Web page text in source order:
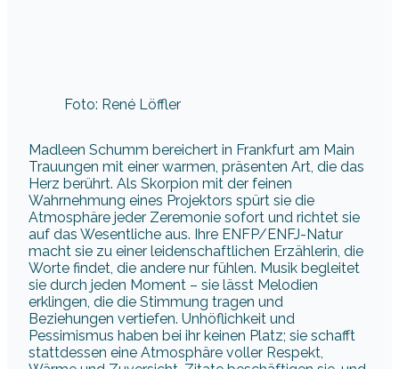
Foto: René Löffler
Madleen Schumm bereichert in Frankfurt am Main
Trauungen mit einer warmen, präsenten Art, die das
Herz berührt. Als Skorpion mit der feinen
Wahrnehmung eines Projektors spürt sie die
Atmosphäre jeder Zeremonie sofort und richtet sie
auf das Wesentliche aus. Ihre ENFP/ENFJ-Natur
macht sie zu einer leidenschaftlichen Erzählerin, die
Worte findet, die andere nur fühlen. Musik begleitet
sie durch jeden Moment – sie lässt Melodien
erklingen, die die Stimmung tragen und
Beziehungen vertiefen. Unhöflichkeit und
Pessimismus haben bei ihr keinen Platz; sie schafft
stattdessen eine Atmosphäre voller Respekt,